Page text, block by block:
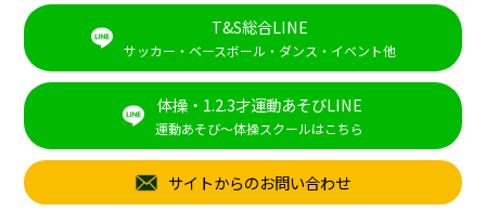
T&S総合LINE
サッカー・ベースボール・ダンス・イベント他
体操・1.2.3才運動あそびLINE
運動あそび～体操スクールはこちら
サイトからのお問い合わせ